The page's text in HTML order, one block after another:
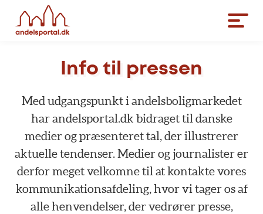
Info til pressen
Med udgangspunkt i andelsboligmarkedet
har andelsportal.dk bidraget til danske
medier og præsenteret tal, der illustrerer
aktuelle tendenser. Medier og journalister er
derfor meget velkomne til at kontakte vores
kommunikationsafdeling, hvor vi tager os af
alle henvendelser, der vedrører presse,